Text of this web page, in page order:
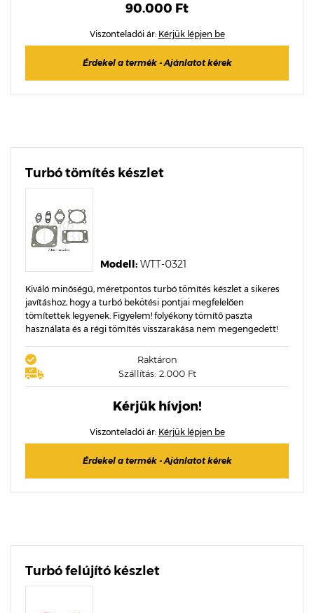
90.000 Ft
Viszonteladói ár: Kérjük lépjen be
Érdekel a termék - Ajánlatot kérek
Turbó tömítés készlet
Modell: WTT-0321
Kiváló minőségű, méretpontos turbó tömítés készlet a sikeres
javításhoz, hogy a turbó bekötési pontjai megfelelően
tömítettek legyenek. Figyelem! folyékony tömítő paszta
használata és a régi tömítés visszarakása nem megengedett!
Raktáron
Szállítás: 2.000 Ft
Kérjük hívjon!
Viszonteladói ár: Kérjük lépjen be
Érdekel a termék - Ajánlatot kérek
Turbó felújító készlet